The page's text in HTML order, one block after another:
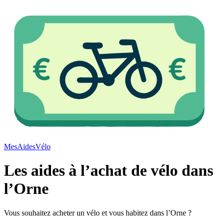
MesAidesVélo
Les aides à l’achat de vélo dans
l’Orne
Vous souhaitez acheter un vélo et vous habitez dans l’Orne ?